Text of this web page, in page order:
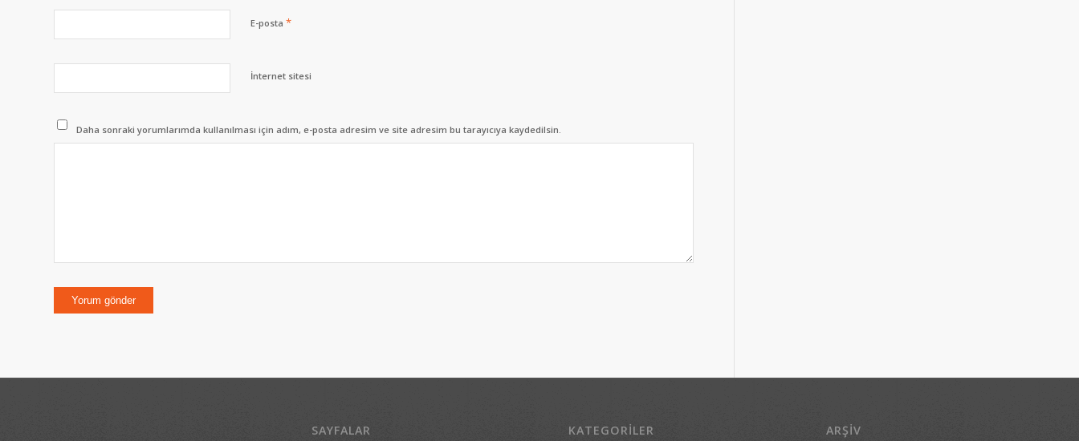
E-posta *
İnternet sitesi
Daha sonraki yorumlarımda kullanılması için adım, e-posta adresim ve site adresim bu tarayıcıya kaydedilsin.
SAYFALAR KATEGORILER ARŞIV